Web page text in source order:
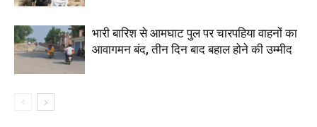
भारी बारिश से आमघाट पुल पर चारपहिया वाहनों का
आवागमन बंद, तीन दिन बाद बहाल होने की उम्मीद